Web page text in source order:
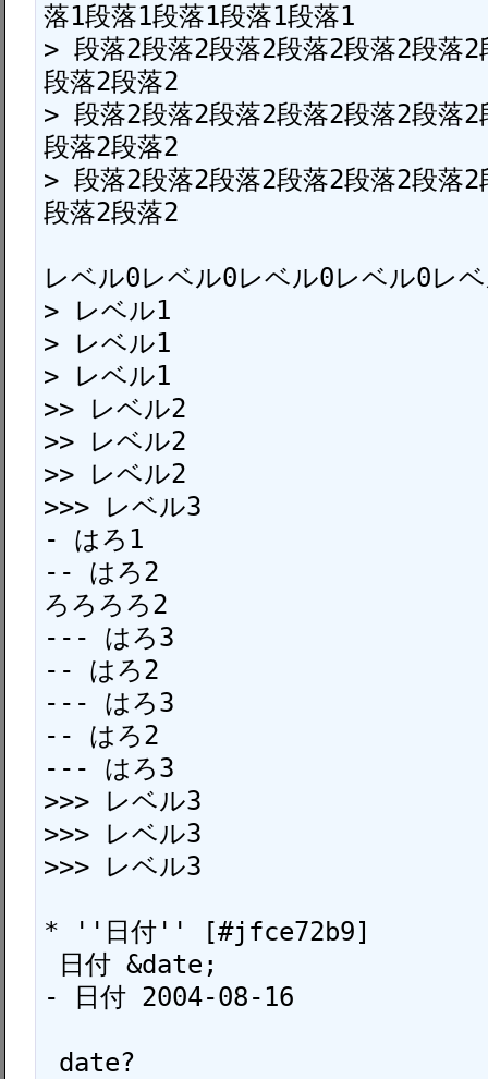
落1段落1段落1段落1段落1
> 段落2段落2段落2段落2段落2段落
段落2段落2
> 段落2段落2段落2段落2段落2段落
段落2段落2
> 段落2段落2段落2段落2段落2段落
段落2段落2
レベル0レベル0レベル0レベル0レ
> レベル1
> レベル1
> レベル1
>> レベル2
>> レベル2
>> レベル2
>>> レベル3
- はろ1
-- はろ2
ろろろろ2
--- はろ3
-- はろ2
--- はろ3
-- はろ2
--- はろ3
>>> レベル3
>>> レベル3
>>> レベル3
* ''日付'' [#jfce72b9]
- 日付 2004-08-16